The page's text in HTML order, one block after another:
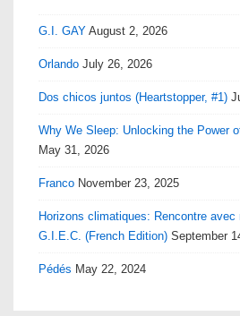
G.I. GAY August 2, 2026
Orlando July 26, 2026
Dos chicos juntos (Heartstopper, #1)
Why We Sleep: Unlocking the Power
May 31, 2026
Franco November 23, 2025
Horizons climatiques: Rencontre
G.I.E.C. (French Edition) September
Pédés May 22, 2024